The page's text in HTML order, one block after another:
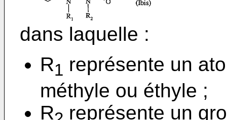
dans laquelle :
R1 représente un
méthyle ou éthyle ;
R
représente un